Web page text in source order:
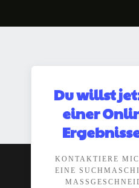
Du willst
einer
KONTAKTIERE
EINE